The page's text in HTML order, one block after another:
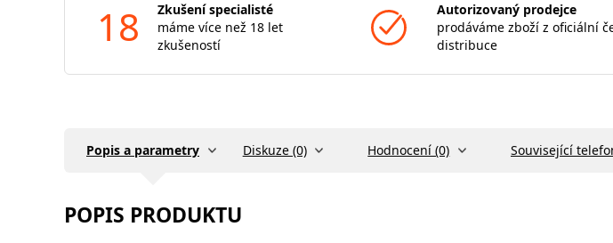
18
Zkušení specialisté
máme více než 18 let
zkušeností
Autorizovaný prodejce
prodáváme zboží z oficiální
distribuce
Popis a parametry Diskuze (0) Hodnocení (0) Související
POPIS PRODUKTU